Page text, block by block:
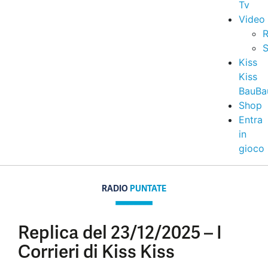
Tv
Video
Kiss
Kiss
Shop
Entra
in
gioco
RADIO PUNTATE
Replica del 23/12/2025 – I
Corrieri di Kiss Kiss